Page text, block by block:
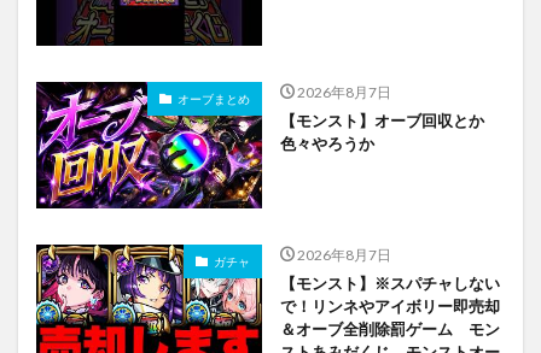
オーブまとめ 2026年8月7日
【モンスト】オーブ回収とか
色々やろうか
ガチャ 2026年8月7日
【モンスト】※スパチャしない
で！リンネやアイボリー即売却
＆オーブ全削除罰ゲーム モン